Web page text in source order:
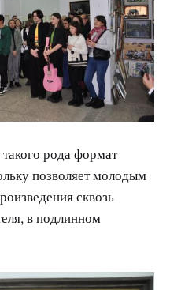
рода формат
позволяет молодым
сквозь
в подлинном